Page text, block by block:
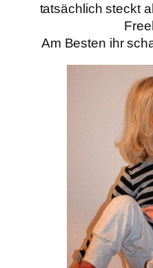
tatsächlich steckt
Am Besten ihr